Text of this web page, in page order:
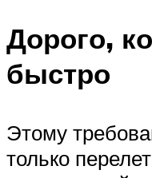
Дорого,
быстро
Этому
только